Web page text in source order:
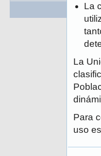
La
La
Para
uso